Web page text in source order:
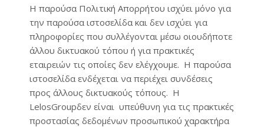
Η παρούσα Πολιτική Απορρήτου ισχύει μόνο για
την παρούσα ιστοσελίδα και δεν ισχύει για
πληροφορίες που συλλέγονται μέσω οιουδήποτε
άλλου δικτυακού τόπου ή για πρακτικές
εταιρειών τις οποίες δεν ελέγχουμε. Η παρούσα
ιστοσελίδα ενδέχεται να περιέχει συνδέσεις
προς άλλους δικτυακούς τόπους. Η
LelosGroupδεν είναι υπεύθυνη για τις πρακτικές
προστασίας δεδομένων προσωπικού χαρακτήρα